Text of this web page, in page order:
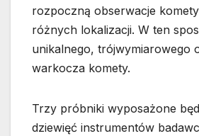
rozpoczną obserwacje
różnych lokalizacji. W ten
unikalnego, trójwymiarowego
warkocza komety.
Trzy próbniki wyposażone
dziewięć instrumentów